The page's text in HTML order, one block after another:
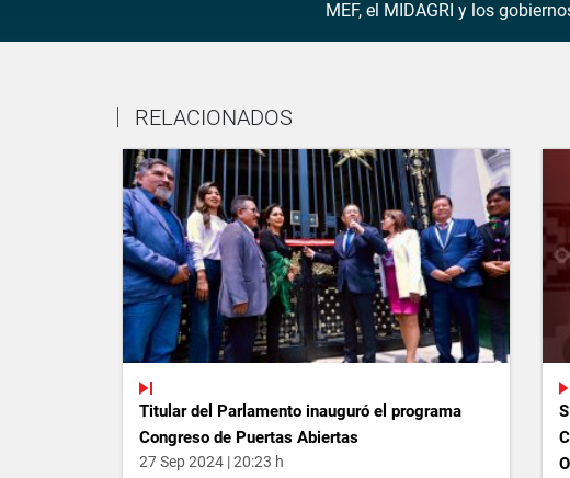
MEF, el MIDAGRI y los
RELACIONADOS
Titular del Parlamento inauguró el programa
Congreso de Puertas Abiertas
27 Sep 2024 | 20:23 h